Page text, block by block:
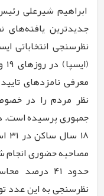
ابراهیم شیرعلی
جدیدترین یافته‌های
نظرسنجی انتخاباتی
معرفی نامزدهای
نظر مردم را در
مصاحبه حضوری
حدود ۴۱